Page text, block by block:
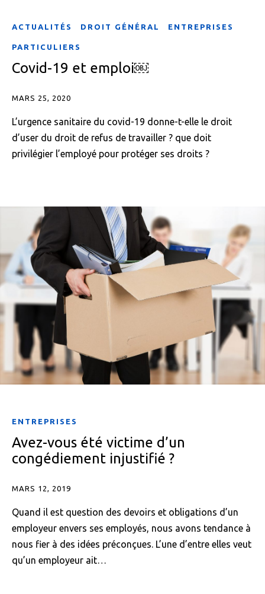
ACTUALITÉS DROIT GÉNÉRAL ENTREPRISES
PARTICULIERS
Covid-19 et emploi￼
MARS 25, 2020
L’urgence sanitaire du covid-19 donne-t-elle le droit
d’user du droit de refus de travailler ? que doit
privilégier l’employé pour protéger ses droits ?
ENTREPRISES
Avez-vous été victime d’un
congédiement injustifié ?
MARS 12, 2019
Quand il est question des devoirs et obligations d’un
employeur envers ses employés, nous avons tendance à
nous fier à des idées préconçues. L’une d’entre elles veut
qu’un employeur ait…